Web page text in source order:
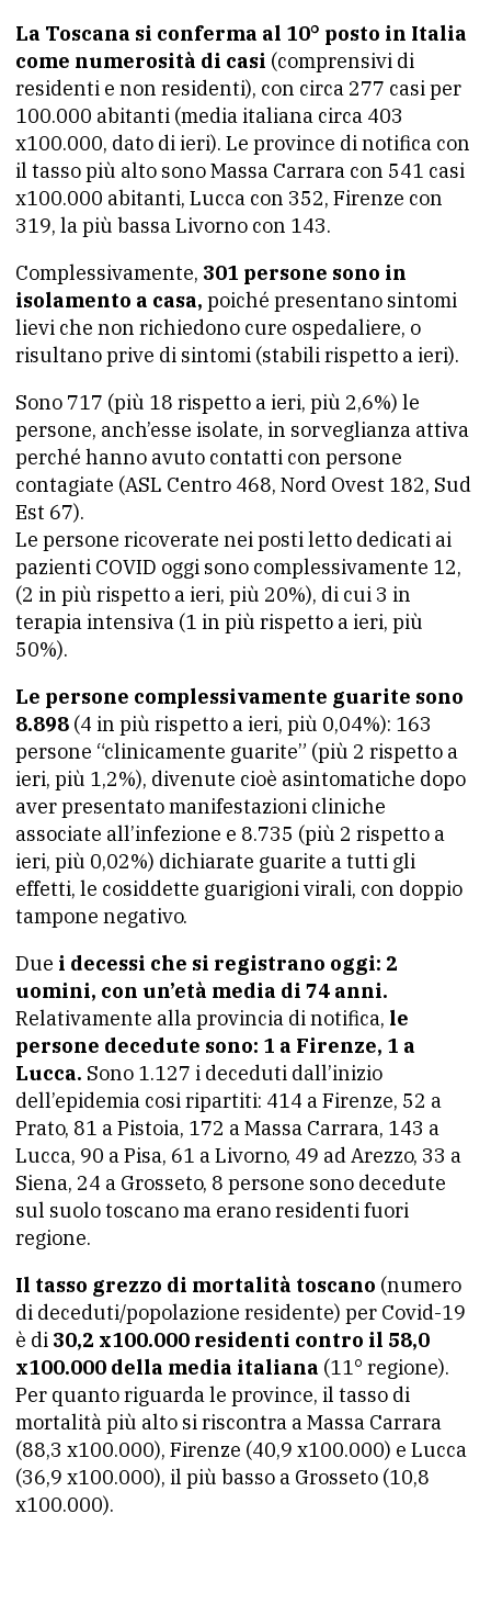
La Toscana si conferma al 10° posto in Italia
come numerosità di casi (comprensivi di
residenti e non residenti), con circa 277 casi per
100.000 abitanti (media italiana circa 403
x100.000, dato di ieri). Le province di notifica con
il tasso più alto sono Massa Carrara con 541 casi
x100.000 abitanti, Lucca con 352, Firenze con
319, la più bassa Livorno con 143.
Complessivamente, 301 persone sono in
isolamento a casa, poiché presentano sintomi
lievi che non richiedono cure ospedaliere, o
risultano prive di sintomi (stabili rispetto a ieri).
Sono 717 (più 18 rispetto a ieri, più 2,6%) le
persone, anch’esse isolate, in sorveglianza attiva
perché hanno avuto contatti con persone
contagiate (ASL Centro 468, Nord Ovest 182, Sud
Est 67).
Le persone ricoverate nei posti letto dedicati ai
pazienti COVID oggi sono complessivamente 12,
(2 in più rispetto a ieri, più 20%), di cui 3 in
terapia intensiva (1 in più rispetto a ieri, più
50%).
Le persone complessivamente guarite sono
8.898 (4 in più rispetto a ieri, più 0,04%): 163
persone “clinicamente guarite” (più 2 rispetto a
ieri, più 1,2%), divenute cioè asintomatiche dopo
aver presentato manifestazioni cliniche
associate all’infezione e 8.735 (più 2 rispetto a
ieri, più 0,02%) dichiarate guarite a tutti gli
effetti, le cosiddette guarigioni virali, con doppio
tampone negativo.
Due i decessi che si registrano oggi: 2
uomini, con un’età media di 74 anni.
Relativamente alla provincia di notifica, le
persone decedute sono: 1 a Firenze, 1 a
Lucca. Sono 1.127 i deceduti dall’inizio
dell’epidemia cosi ripartiti: 414 a Firenze, 52 a
Prato, 81 a Pistoia, 172 a Massa Carrara, 143 a
Lucca, 90 a Pisa, 61 a Livorno, 49 ad Arezzo, 33 a
Siena, 24 a Grosseto, 8 persone sono decedute
sul suolo toscano ma erano residenti fuori
regione.
Il tasso grezzo di mortalità toscano (numero
di deceduti/popolazione residente) per Covid-19
è di 30,2 x100.000 residenti contro il 58,0
x100.000 della media italiana (11° regione).
Per quanto riguarda le province, il tasso di
mortalità più alto si riscontra a Massa Carrara
(88,3 x100.000), Firenze (40,9 x100.000) e Lucca
(36,9 x100.000), il più basso a Grosseto (10,8
x100.000).